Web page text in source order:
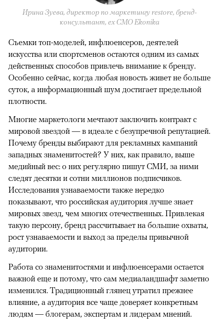
Ирина Зуева, директор по маркетингу restore, бренд-
консультант, eх CMO Ekonika
Съемки топ-моделей, инфлюенсеров, деятелей
искусства или спортсменов остаются одним из самых
действенных способов привлечь внимание к бренду.
Особенно сейчас, когда любая новость живет не больше
суток, а информационный шум достигает предельной
плотности.
Многие маркетологи мечтают заключить контракт с
мировой звездой — в идеале с безупречной репутацией.
Почему бренды выбирают для рекламных кампаний
западных знаменитостей? У них, как правило, выше
медийный вес: о них регулярно пишут СМИ, за ними
следят десятки и сотни миллионов подписчиков.
Исследования узнаваемости также нередко
показывают, что российская аудитория лучше знает
мировых звезд, чем многих отечественных. Привлекая
такую персону, бренд рассчитывает на большие охваты,
рост узнаваемости и выход за пределы привычной
аудитории.
Работа со знаменитостями и инфлюенсерами остается
важной еще и потому, что сам медиаландшафт заметно
изменился. Традиционный глянец утратил прежнее
влияние, а аудитория все чаще доверяет конкретным
людям — блогерам, экспертам и лидерам мнений.